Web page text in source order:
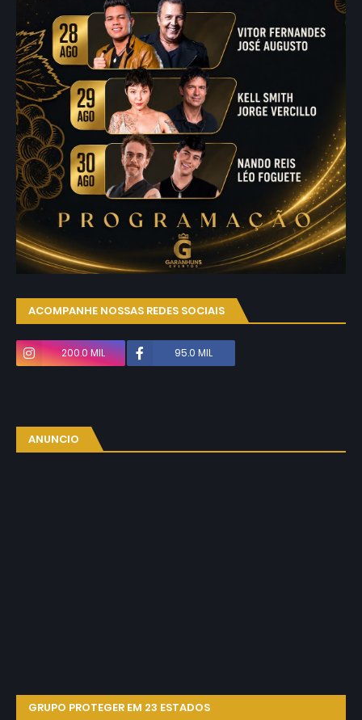
ACOMPANHE NOSSAS REDES SOCIAIS
200.0 MIL 95.0 MIL
ANUNCIO
GRUPO PROTEGER EM 23 ESTADOS